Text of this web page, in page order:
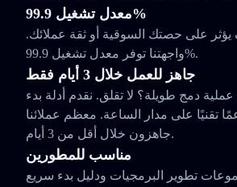
معدل تشغيل 99.9%
يؤثر على حصتك السوقية أو ثقة عملائك.
واجهتنا توفر معدل تشغيل 99.9%.
جاهز للعمل خلال 3 أيام فقط
دمج طويلة؟ لا تقلق. نقدم أدلة بدء
تقنيًا على مدار الساعة. معظم عملائنا
جاهزون خلال أقل من 3 أيام.
مناسب للمطورين
تطوير البرمجيات ودليل بدء سريع